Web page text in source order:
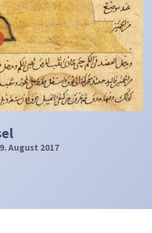
August 2017